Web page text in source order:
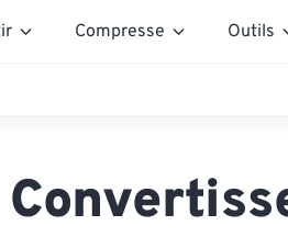
Compresse Outils